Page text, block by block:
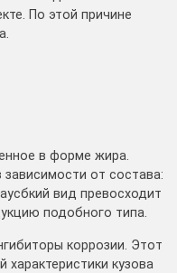
По этой причине
в форме жира.
зависимости от состава:
вид превосходит
подобного типа.
коррозии. Этот
кузова